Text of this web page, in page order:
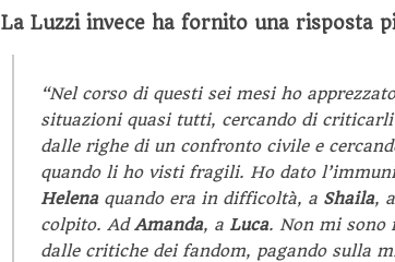
La Luzzi invece ha fornito una risposta
“Nel corso di questi sei mesi ho
situazioni quasi tutti, cercando di
dalle righe di un confronto civile e
quando li ho visti fragili. Ho dato
Helenaquando era in difficoltà, a Shaila,
colpito. AdAmanda, a Luca. Non mi sono
dalle critiche dei fandom, pagando sulla